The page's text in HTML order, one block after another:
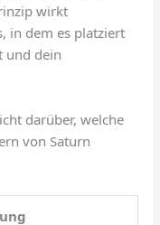
wirkt
in dem es platziert
und dein
darüber, welche
von Saturn